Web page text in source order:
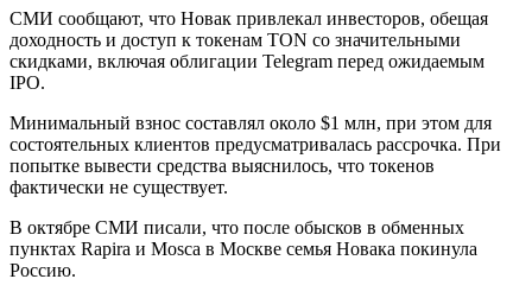
СМИ сообщают, что Новак привлекал инвесторов, обещая
доходность и доступ к токенам TON со значительными
скидками, включая облигации Telegram перед ожидаемым
IPO.
Минимальный взнос составлял около $1 млн, при этом для
состоятельных клиентов предусматривалась рассрочка. При
попытке вывести средства выяснилось, что токенов
фактически не существует.
В октябре СМИ писали, что после обысков в обменных
пунктах Rapira и Mosca в Москве семья Новака покинула
Россию.